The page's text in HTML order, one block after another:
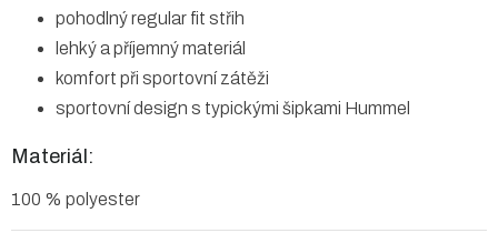
pohodlný regular fit střih
lehký a příjemný materiál
komfort při sportovní zátěži
sportovní design s typickými šipkami Hummel
Materiál:
100 % polyester